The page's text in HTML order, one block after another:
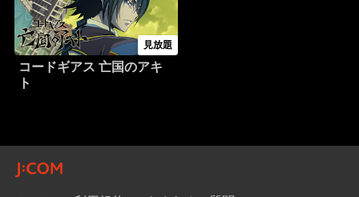
見放題
コードギアス 亡国のアキ
ト